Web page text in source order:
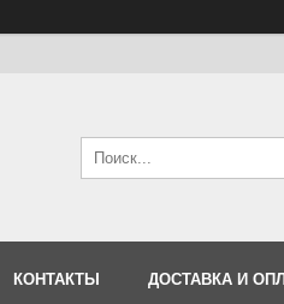
КОНТАКТЫ ДОСТАВКА И